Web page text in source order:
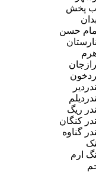
آب پخش
آبدان
امام حسن
انارستان
ریگ
کنگان
گناوه
ارم